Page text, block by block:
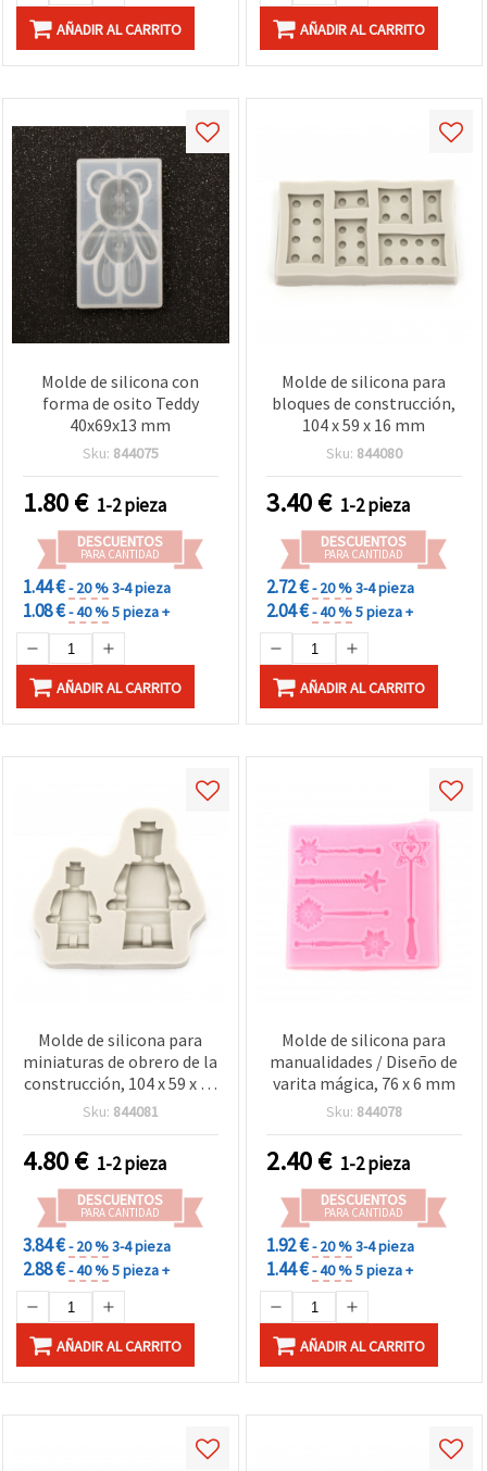
AÑADIR AL CARRITO AÑADIR AL CARRITO
Molde de silicona con
forma de osito Teddy
40x69x13 mm
Sku: 844075
1.80€ 1-2 pieza
DESCUENTOS
PARA CANTIDAD
1.44 €- 20 %3-4 pieza
1.08 €- 40 %5 pieza +
AÑADIR AL CARRITO
Molde de silicona para
bloques de construcción,
104 x 59 x 16 mm
Sku: 844080
3.40€ 1-2 pieza
DESCUENTOS
PARA CANTIDAD
2.72 €- 20 %3-4 pieza
2.04 €- 40 %5 pieza +
AÑADIR AL CARRITO
Molde de silicona para
miniaturas de obrero de la
construcción, 104 x 59 x 16
mm - flexible y
manualidades DIY, resina
epoxi, yeso y arcilla
polimérica
Sku: 844081
4.80€ 1-2 pieza
DESCUENTOS
PARA CANTIDAD
3.84 €- 20 %3-4 pieza
2.88 €- 40 %5 pieza +
AÑADIR AL CARRITO
Molde de silicona para
manualidades / Diseño de
varita mágica, 76 x 6 mm
Sku: 844078
2.40€ 1-2 pieza
DESCUENTOS
PARA CANTIDAD
1.92 €- 20 %3-4 pieza
1.44 €- 40 %5 pieza +
AÑADIR AL CARRITO